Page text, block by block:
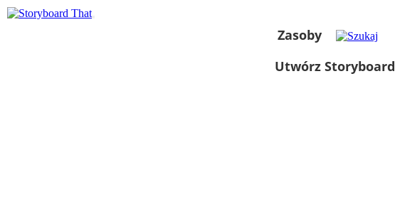
Zasoby
Utwórz Storyboard